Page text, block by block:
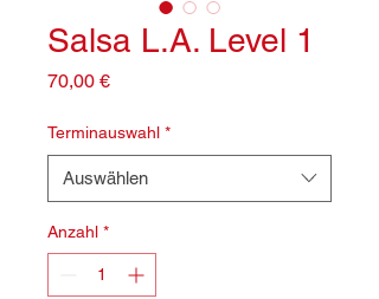
Salsa L.A. Level 1
70,00 €Preis
Terminauswahl *
Auswählen
Anzahl *